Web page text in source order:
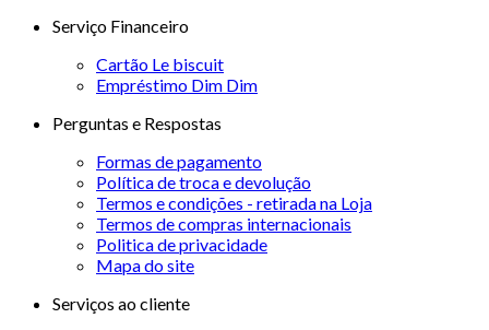
Serviço Financeiro
Cartão Le biscuit
Empréstimo Dim Dim
Perguntas e Respostas
Formas de pagamento
Política de troca e devolução
Termos e condições - retirada na Loja
Termos de compras internacionais
Politica de privacidade
Mapa do site
Serviços ao cliente